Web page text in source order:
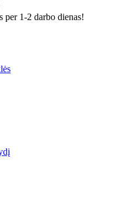
per 1-2 darbo dienas!